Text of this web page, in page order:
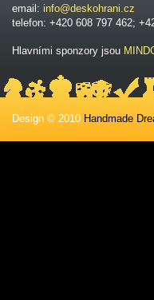
email: info@deskohrani.cz
telefon: +420 608 797 462;
Hlavními sponzory jsou
Design © 2010 Handmade